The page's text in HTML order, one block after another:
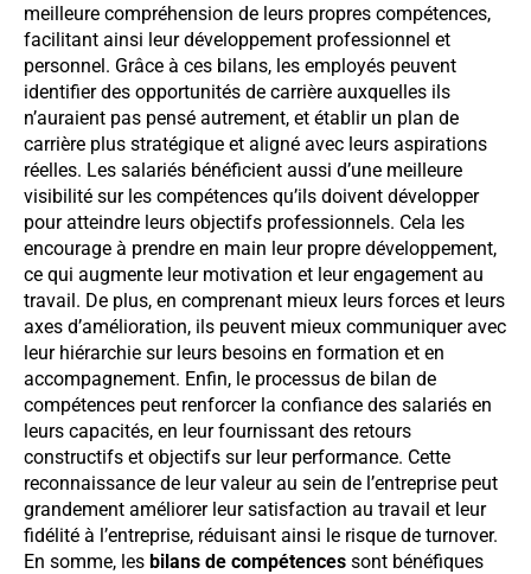
meilleure compréhension de leurs propres compétences,
facilitant ainsi leur développement professionnel et
personnel. Grâce à ces bilans, les employés peuvent
identifier des opportunités de carrière auxquelles ils
n’auraient pas pensé autrement, et établir un plan de
carrière plus stratégique et aligné avec leurs aspirations
réelles. Les salariés bénéficient aussi d’une meilleure
visibilité sur les compétences qu’ils doivent développer
pour atteindre leurs objectifs professionnels. Cela les
encourage à prendre en main leur propre développement,
ce qui augmente leur motivation et leur engagement au
travail. De plus, en comprenant mieux leurs forces et leurs
axes d’amélioration, ils peuvent mieux communiquer avec
leur hiérarchie sur leurs besoins en formation et en
accompagnement. Enfin, le processus de bilan de
compétences peut renforcer la confiance des salariés en
leurs capacités, en leur fournissant des retours
constructifs et objectifs sur leur performance. Cette
reconnaissance de leur valeur au sein de l’entreprise peut
grandement améliorer leur satisfaction au travail et leur
fidélité à l’entreprise, réduisant ainsi le risque de turnover.
En somme, les bilans de compétences sont bénéfiques